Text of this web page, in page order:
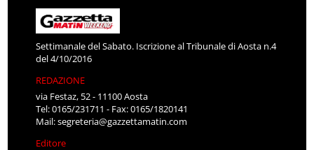
Settimanale del Sabato. Iscrizione al Tribunale di Aosta n.4
del 4/10/2016
REDAZIONE
via Festaz, 52 - 11100 Aosta
Tel: 0165/231711 - Fax: 0165/1820141
Mail:segreteria@gazzettamatin.com
Editore